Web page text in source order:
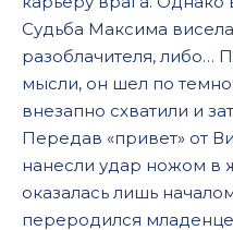
Судьба Максима
разоблачителя, либо…
мысли, он шел по
внезапно схватили и
Передав «привет» от
нанесли удар ножом в
оказалась лишь
переродился